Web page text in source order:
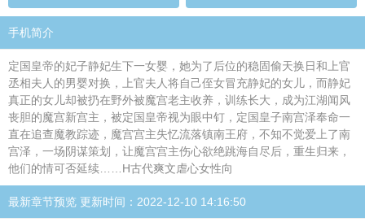
手机简介
定国皇帝的妃子静妃生下一女婴，她为了后位的稳固偷天换日和上官
丞相夫人的男婴对换，上官夫人将自己侄女冒充静妃的女儿，而静妃
真正的女儿却被扔在野外被魔宫老主收养，训练长大，成为江湖闻风
丧胆的魔宫新宫主，被定国皇帝视为眼中钉，定国皇子南宫泽奉命一
直在追查魔教踪迹，魔宫宫主失忆流落镇南王府，不知不觉爱上了南
宫泽，一场阴谋策划，让魔宫宫主伤心欲绝跳海自尽后，重生归来，
他们的情可否延续……H古代爽文虐心女性向
最新章节预览 更新时间：2022-12-10 14:16:50